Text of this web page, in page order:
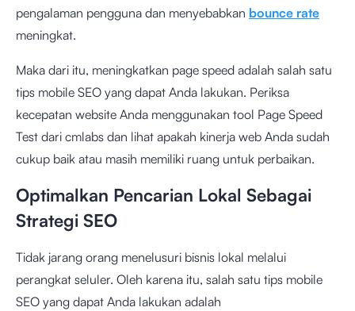
pengalaman pengguna dan menyebabkan bounce rate
meningkat.
Maka dari itu, meningkatkan page speed adalah salah satu
tips mobile SEO yang dapat Anda lakukan. Periksa
kecepatan website Anda menggunakan tool Page Speed
Test dari cmlabs dan lihat apakah kinerja web Anda sudah
cukup baik atau masih memiliki ruang untuk perbaikan.
Optimalkan Pencarian Lokal Sebagai
Strategi SEO
Tidak jarang orang menelusuri bisnis lokal melalui
perangkat seluler. Oleh karena itu, salah satu tips mobile
SEO yang dapat Anda lakukan adalah